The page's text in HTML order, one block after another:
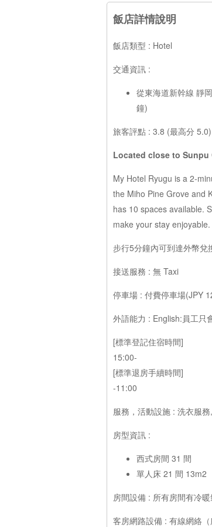
飯店詳情說明
飯店類型 : Hotel
交通資訊 :
從東海道新幹線 靜
鐘)
旅客評點 : 3.8 (最高分 5.0)
Located close to Sunpu
My Hotel Ryugu is a 2-
the Miho Pine Grove and
has 10 spaces available.
make your stay enjoyable.
步行5分鐘內可到達外幣兌
接送服務 : 無 Taxi
停車場 : 付費停車場(JPY
外語能力 : English:員工只
[標準登記住宿時間]
15:00-
[標準退房手續時間]
-11:00
服務，活動設施 : 洗衣服
房型資訊 :
西式房間 31 間
單人床 21 間 13m2
房間設備 : 所有房間有冷
客房網路設備 : 有線網絡